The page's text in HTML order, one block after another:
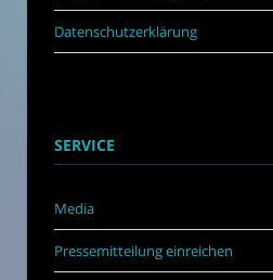
Datenschutzerklärung
SERVICE
Media
Pressemitteilung einreichen